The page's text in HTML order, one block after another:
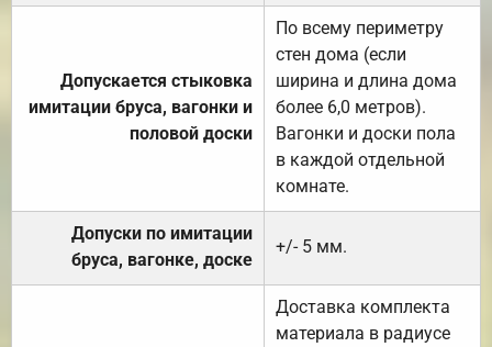
Допускается стыковка
имитации бруса, вагонки и
половой доски
По всему периметру
стен дома (если
ширина и длина дома
более 6,0 метров).
Вагонки и доски пола
в каждой отдельной
комнате.
Допуски по имитации
бруса, вагонке, доске
+/- 5 мм.
Доставка комплекта
материала в радиусе